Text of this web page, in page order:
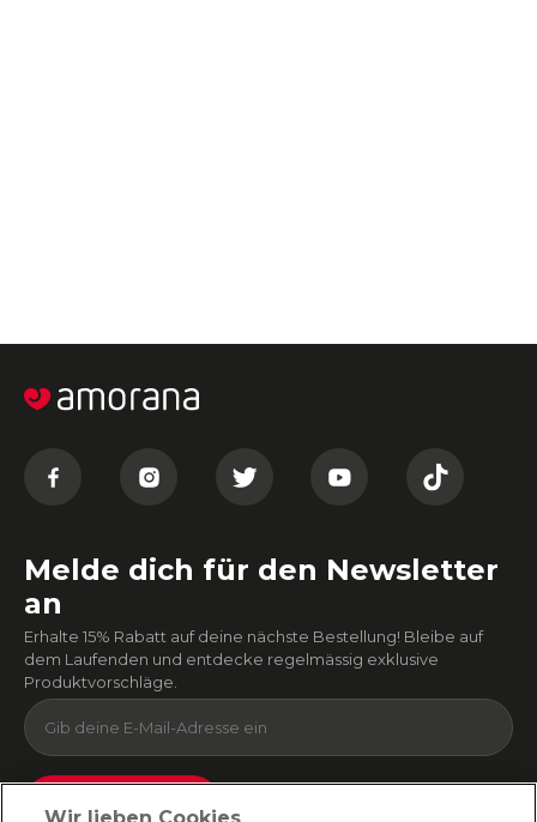
Melde dich für den Newsletter
an
Erhalte 15% Rabatt auf deine nächste Bestellung! Bleibe auf
dem Laufenden und entdecke regelmässig exklusive
Produktvorschläge.
Absenden